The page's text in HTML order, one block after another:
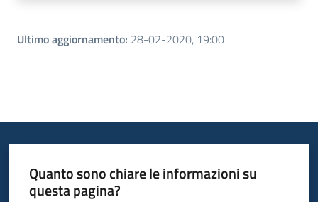
Ultimo aggiornamento: 28-02-2020, 19:00
Quanto sono chiare le informazioni su
questa pagina?